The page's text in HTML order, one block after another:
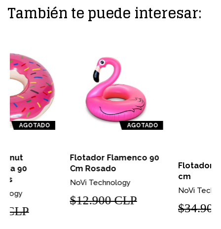
También te puede interesar:
Flotador Flamenco 90
Cm Rosado
NoVi Technology
$12.900 CLP
Flotador Sandía 180
$34.900 CLP